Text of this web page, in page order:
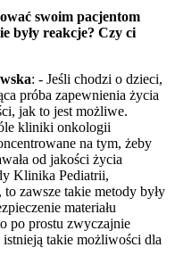
swoim pacjentom
były reakcje? Czy ci
: - Jeśli chodzi o dzieci,
próba zapewnienia życia
jak to jest możliwe.
kliniki onkologii
na tym, żeby
od jakości życia
Klinika Pediatrii,
zawsze takie metody były
materiału
po prostu zwyczajnie
takie możliwości dla